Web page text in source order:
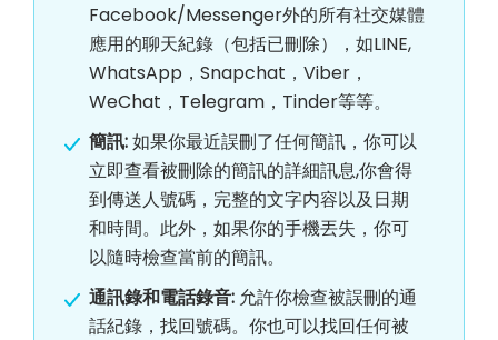
Facebook/Messenger外的所有社交媒體
應用的聊天紀錄（包括已刪除），如LINE,
WhatsApp，Snapchat，Viber，
WeChat，Telegram，Tinder等等。
簡訊:如果你最近誤刪了任何簡訊，你可以
立即查看被刪除的簡訊的詳細訊息,你會得
到傳送人號碼，完整的文字内容以及日期
和時間。此外，如果你的手機丟失，你可
以隨時檢查當前的簡訊。
通訊錄和電話錄音: 允許你檢查被誤刪的通
話紀錄，找回號碼。你也可以找回任何被